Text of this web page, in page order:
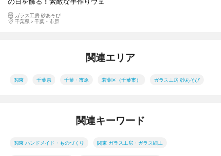
切）ガラス工房 砂あそび
千葉県
千葉・市原
関連エリア
関東 千葉県 千葉・市原 若葉区（千葉市） ガラス工房 砂あそび
関連キーワード
関東 ハンドメイド・ものづくり 関東 ガラス工房・ガラス細工